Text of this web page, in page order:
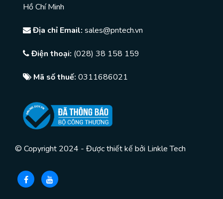
Hồ Chí Minh
Địa chỉ Email: sales@pntech.vn
Điện thoại: (028) 38 158 159
Mã số thuế: 0311686021
© Copyright 2024 - Được thiết kế bởi Linkle Tech